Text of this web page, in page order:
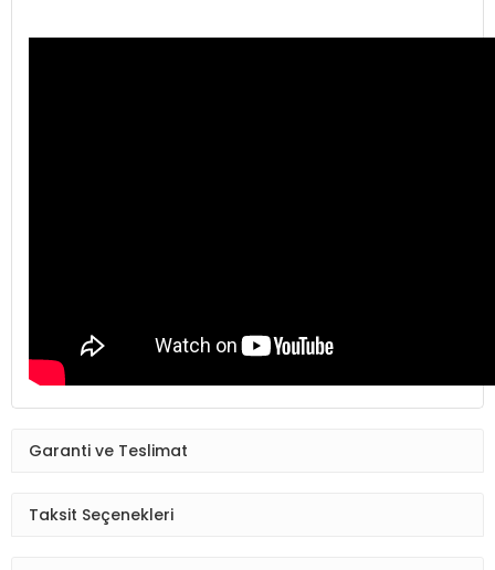
Garanti ve Teslimat
Taksit Seçenekleri